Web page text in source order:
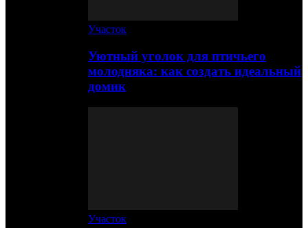
Участок
Уютный уголок для птичьего
молодняка: как создать идеальный
домик
Участок